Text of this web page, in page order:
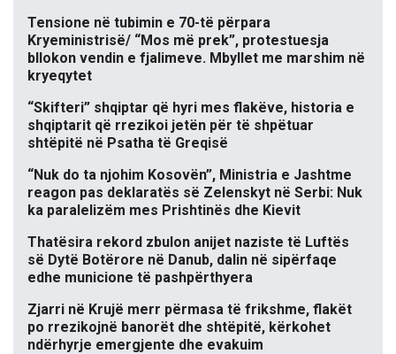
Tensione në tubimin e 70-të përpara
Kryeministrisë/ “Mos më prek”, protestuesja
bllokon vendin e fjalimeve. Mbyllet me marshim në
kryeqytet
“Skifteri” shqiptar që hyri mes flakëve, historia e
shqiptarit që rrezikoi jetën për të shpëtuar
shtëpitë në Psatha të Greqisë
“Nuk do ta njohim Kosovën”, Ministria e Jashtme
reagon pas deklaratës së Zelenskyt në Serbi: Nuk
ka paralelizëm mes Prishtinës dhe Kievit
Thatësira rekord zbulon anijet naziste të Luftës
së Dytë Botërore në Danub, dalin në sipërfaqe
edhe municione të pashpërthyera
Zjarri në Krujë merr përmasa të frikshme, flakët
po rrezikojnë banorët dhe shtëpitë, kërkohet
ndërhyrje emergjente dhe evakuim